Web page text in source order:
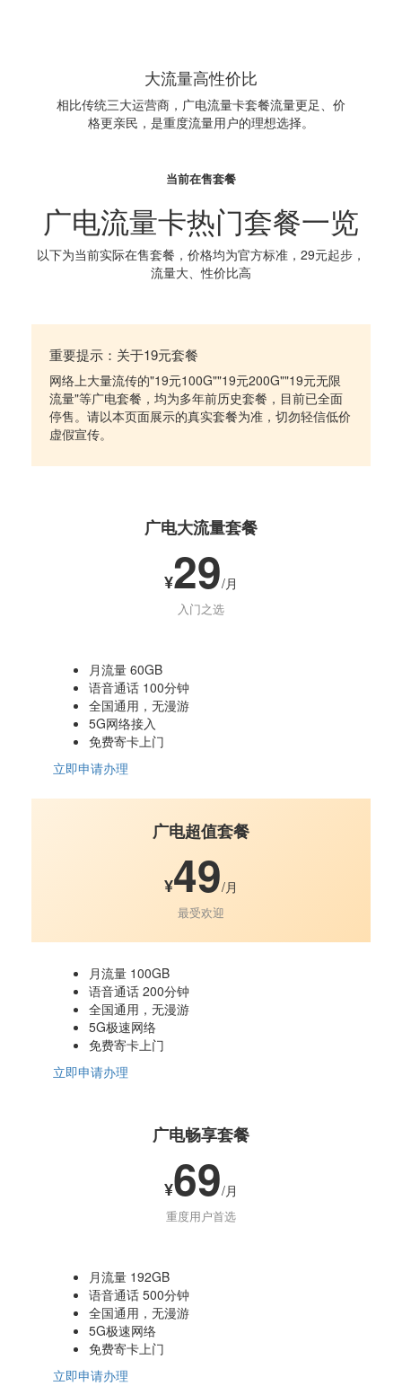
大流量高性价比
相比传统三大运营商，广电流量卡套餐流量更足、价
格更亲民，是重度流量用户的理想选择。
当前在售套餐
广电流量卡热门套餐一览
以下为当前实际在售套餐，价格均为官方标准，29元起步，
流量大、性价比高
重要提示：关于19元套餐
网络上大量流传的"19元100G""19元200G""19元无限
流量"等广电套餐，均为多年前历史套餐，目前已全面
停售。请以本页面展示的真实套餐为准，切勿轻信低价
虚假宣传。
广电大流量套餐
¥29/月
入门之选
月流量 60GB
语音通话 100分钟
全国通用，无漫游
5G网络接入
免费寄卡上门
立即申请办理
广电超值套餐
¥49/月
最受欢迎
月流量 100GB
语音通话 200分钟
全国通用，无漫游
5G极速网络
免费寄卡上门
立即申请办理
广电畅享套餐
¥69/月
重度用户首选
月流量 192GB
语音通话 500分钟
全国通用，无漫游
5G极速网络
免费寄卡上门
立即申请办理